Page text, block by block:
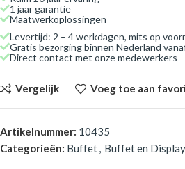
1 jaar garantie
Maatwerkoplossingen
Levertijd: 2 – 4 werkdagen, mits op
Gratis bezorging binnen Nederland
Direct contact met onze medewerkers
Vergelijk Voeg toe aan
Artikelnummer: 10435
Categorieën: Buffet Buffet en Display